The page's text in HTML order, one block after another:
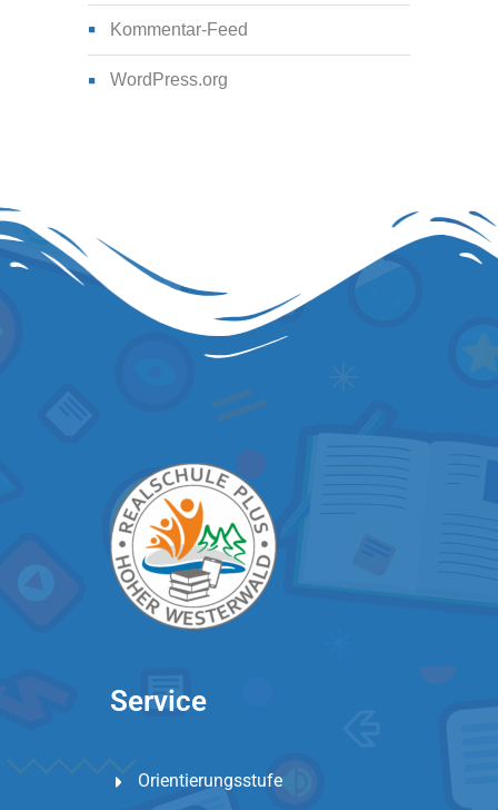
Kommentar-Feed
WordPress.org
Service
Orientierungsstufe